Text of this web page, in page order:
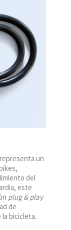
un
del
este
plug & play
de
bicicleta.